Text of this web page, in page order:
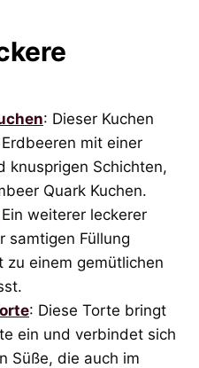
: Dieser Kuchen
mit einer
knusprigen Schichten,
Quark Kuchen.
weiterer leckerer
samtigen Füllung
einem gemütlichen
: Diese Torte bringt
ein und verbindet sich
Süße, die auch im